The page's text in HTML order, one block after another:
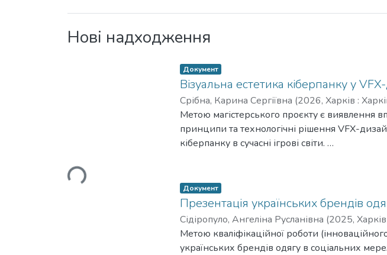
Нові надходження
Вантажиться...
Тип елементу:
Документ ,
Візуальна естетика кіберпанку у VFX-
Срібна, Карина Сергіївна (2026, Харків :
Метою магістерського проєкту є виявлення
принципи та технологічні рішення VFX-
кіберпанку в сучасні ігрові світи.
Предмет дослідження — VFX-рішення та
цих іграх.
Методи дослідження: візуальний аналіз (для
характеристик), семіотичний аналіз (для
метод (для зіставлення VFX-елементів у
Тип елементу:
Документ ,
Презентація українських брендів
Сідіропуло, Ангеліна Русланівна (2025,
Метою кваліфікаційної роботи
українських брендів одягу в соціальних